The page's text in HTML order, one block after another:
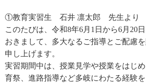
①教育実習生 石井 凛太郎 先生より
このたびは、令和8年6月1日から6月20
おきまして、多大なるご指導とご配慮
申し上げます。
実習期間中は、授業見学や授業をはじ
育祭、進路指導など多岐にわたる経験を